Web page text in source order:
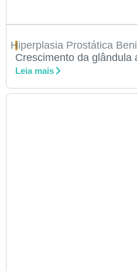
Hiperplasia Prostática
Crescimento da glândula
Leia mais